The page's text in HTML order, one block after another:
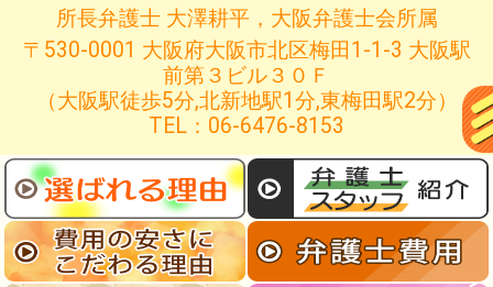
所長弁護士 大澤耕平，大阪弁護士会所属
〒530-0001 大阪府大阪市北区梅田1-1-3 大阪駅
前第３ビル３０Ｆ
（大阪駅徒歩5分,北新地駅1分,東梅田駅2分）
TEL：06-6476-8153